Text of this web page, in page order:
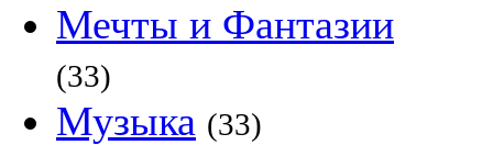
Мечты и Фантазии
(33)
Музыка (33)